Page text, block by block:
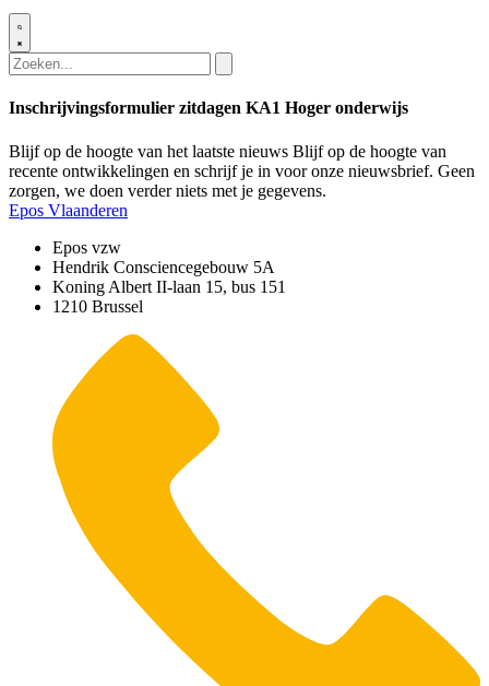
Inschrijvingsformulier zitdagen KA1 Hoger onderwijs
Blijf op de hoogte van het laatste nieuws Blijf op de hoogte van
recente ontwikkelingen en schrijf je in voor onze nieuwsbrief. Geen
zorgen, we doen verder niets met je gegevens.
Epos Vlaanderen
Epos vzw
Hendrik Consciencegebouw 5A
Koning Albert II-laan 15, bus 151
1210 Brussel